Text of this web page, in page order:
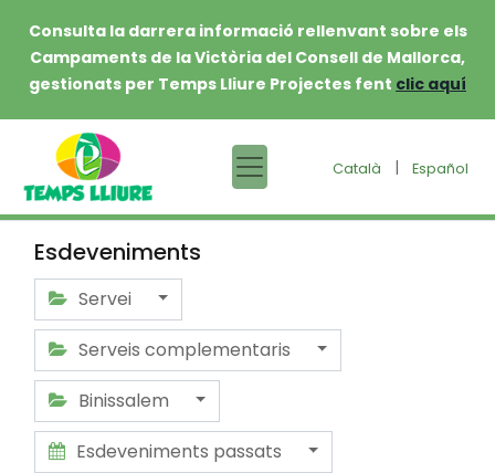
Consulta la darrera informació rellenvant sobre els
Campaments de la Victòria del Consell de Mallorca,
gestionats per Temps Lliure Projectes fent clic aquí
Català | Español
Esdeveniments
Servei
Serveis complementaris
Binissalem
Esdeveniments passats